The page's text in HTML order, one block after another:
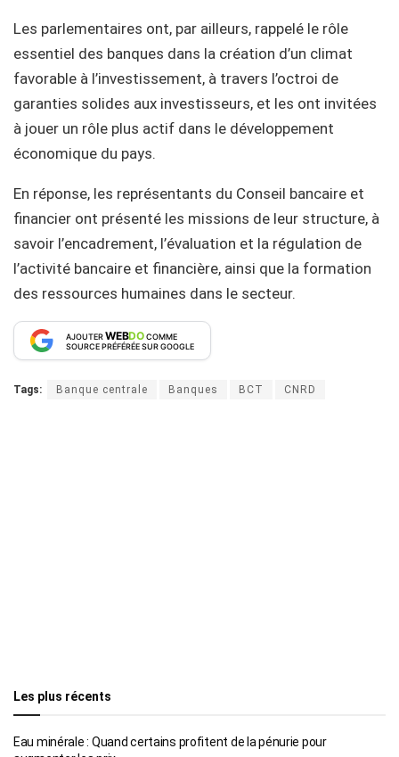
Les parlementaires ont, par ailleurs, rappelé le rôle
essentiel des banques dans la création d’un climat
favorable à l’investissement, à travers l’octroi de
garanties solides aux investisseurs, et les ont invitées
à jouer un rôle plus actif dans le développement
économique du pays.
En réponse, les représentants du Conseil bancaire et
financier ont présenté les missions de leur structure, à
savoir l’encadrement, l’évaluation et la régulation de
l’activité bancaire et financière, ainsi que la formation
des ressources humaines dans le secteur.
AJOUTERWEBDOCOMME
SOURCE PRÉFÉRÉE SUR GOOGLE
Tags: Banque centrale Banques BCT CNRD
Les plus récents
Eau minérale : Quand certains profitent de la pénurie pour